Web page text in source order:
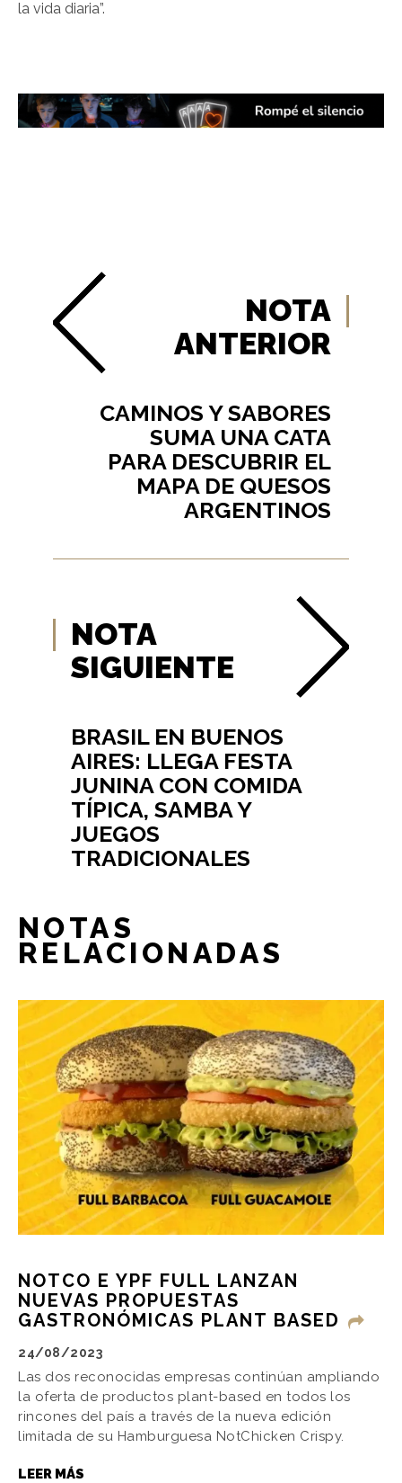
la vida diaria”.
NOTA
ANTERIOR
CAMINOS Y SABORES
SUMA UNA CATA
PARA DESCUBRIR EL
MAPA DE QUESOS
ARGENTINOS
NOTA
SIGUIENTE
BRASIL EN BUENOS
AIRES: LLEGA FESTA
JUNINA CON COMIDA
TÍPICA, SAMBA Y
JUEGOS
TRADICIONALES
NOTAS
RELACIONADAS
NOTCO E YPF FULL LANZAN
NUEVAS PROPUESTAS
GASTRONÓMICAS PLANT BASED
24/08/2023
Las dos reconocidas empresas continúan ampliando
la oferta de productos plant-based en todos los
rincones del país a través de la nueva edición
limitada de su Hamburguesa NotChicken Crispy.
LEER MÁS